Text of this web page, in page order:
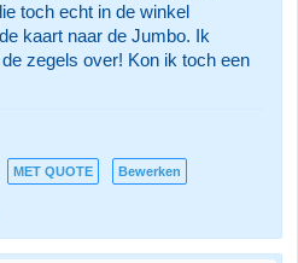
toch echt in de winkel
kaart naar de Jumbo. Ik
zegels over! Kon ik toch een
MET QUOTE Bewerken